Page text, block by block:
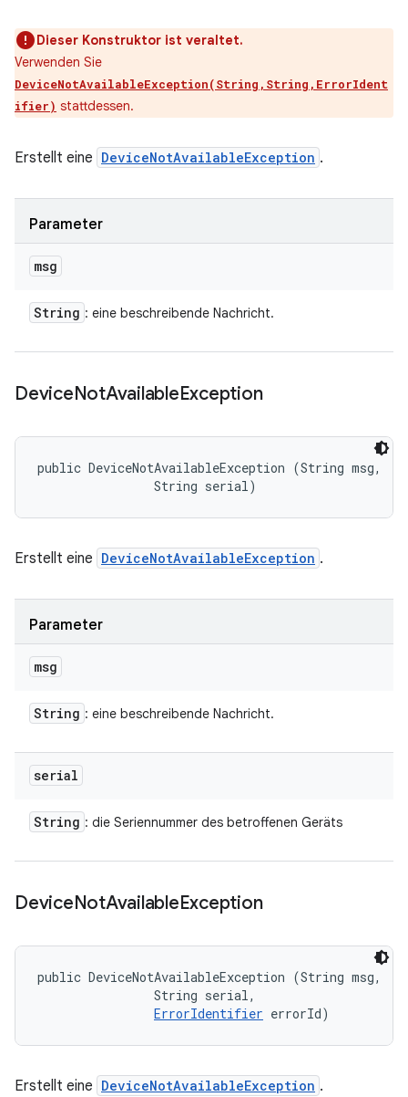
Dieser Konstruktor ist veraltet.
Verwenden Sie
DeviceNotAvailableException(String,String,ErrorIdent
ifier) stattdessen.
Erstellt eine DeviceNotAvailableException .
Parameter
msg
String : eine beschreibende Nachricht.
DeviceNotAvailableException
public DeviceNotAvailableException (String msg,
                String serial)
Erstellt eine DeviceNotAvailableException .
Parameter
msg
String : eine beschreibende Nachricht.
serial
String : die Seriennummer des betroffenen Geräts
DeviceNotAvailableException
public DeviceNotAvailableException (String msg,
                String serial,
ErrorIdentifier errorId)
Erstellt eine DeviceNotAvailableException .